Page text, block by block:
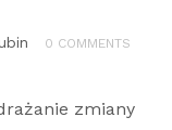
0 COMMENTS
zmiany